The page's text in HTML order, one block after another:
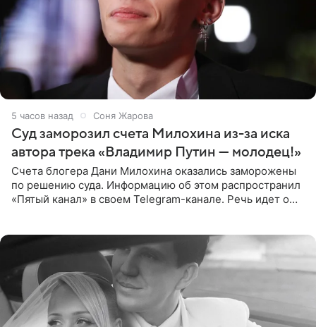
5 часов назад Соня Жарова
Суд заморозил счета Милохина из-за иска
автора трека «Владимир Путин — молодец!»
Счета блогера Дани Милохина оказались заморожены
по решению суда. Информацию об этом распространил
«Пятый канал» в своем Telegram-канале. Речь идет о